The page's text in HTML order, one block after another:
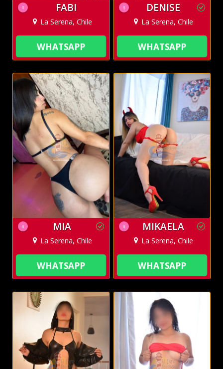
♀ FABI
La Serena, Chile
WHATSAPP
♀ DENISE
La Serena, Chile
WHATSAPP
♀ MIA
La Serena, Chile
WHATSAPP
♀ MIKAELA
La Serena, Chile
WHATSAPP